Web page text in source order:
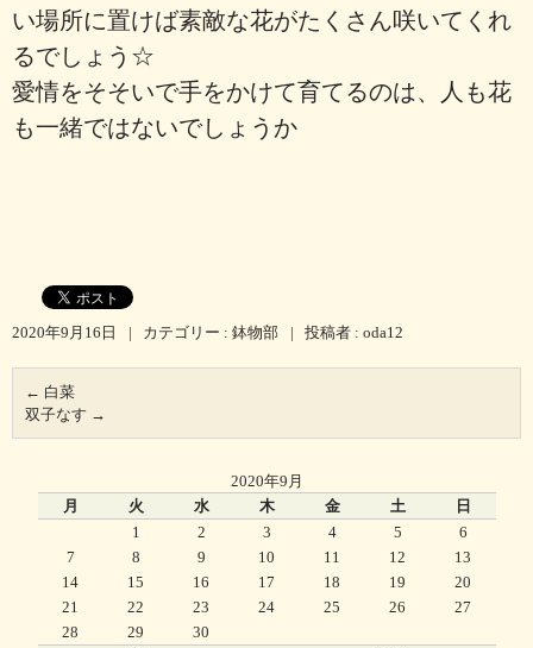
い場所に置けば素敵な花がたくさん咲いてくれ
るでしょう☆
愛情をそそいで手をかけて育てるのは、人も花
も一緒ではないでしょうか
2020年9月16日 | カテゴリー : 鉢物部 | 投稿者 : oda12
← 白菜
双子なす →
2020年9月
月
火 水 木 金 土 日
1 2 3 4 5
6
7
8 9 10 11 12
13
14
15 16 17 18 19
20
21
22 23 24 25 26
27
28
29 30